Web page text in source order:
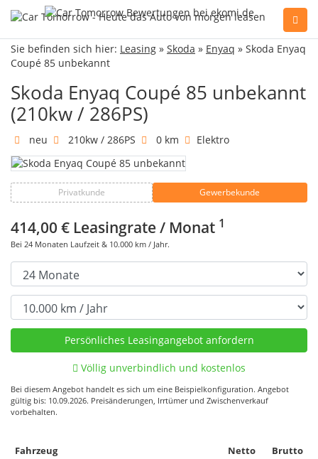
Sie befinden sich hier: Leasing » Skoda » Enyaq » Skoda Enyaq
Coupé 85 unbekannt
Skoda Enyaq Coupé 85 unbekannt
(210kw / 286PS)
neu 210kw / 286PS 0 km Elektro
Privatkunde Gewerbekunde
414,00 € Leasingrate / Monat 1
Bei 24 Monaten Laufzeit & 10.000 km / Jahr.
Völlig unverbindlich und kostenlos
Bei diesem Angebot handelt es sich um eine Beispielkonfiguration. Angebot
gültig bis: 10.09.2026. Preisänderungen, Irrtümer und Zwischenverkauf
vorbehalten.
Fahrzeug Netto
Brutto
Sie haben Fragen, oder benötigen Hilfe?
Gerne beraten wir Sie persönlich am Telefon:
+49(0)89 74 83 59-10
Fahrzeug Konfigurator
Alle Hersteller
Kontakt